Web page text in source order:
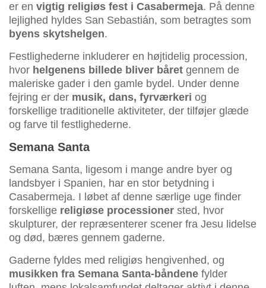
er en vigtig religiøs fest i Casabermeja. På denne
lejlighed hyldes San Sebastián, som betragtes som
byens skytshelgen.
Festlighederne inkluderer en højtidelig procession,
hvor helgenens billede bliver båret gennem de
maleriske gader i den gamle bydel. Under denne
fejring er der musik, dans, fyrværkeri og
forskellige traditionelle aktiviteter, der tilføjer glæde
og farve til festlighederne.
Semana Santa
Semana Santa, ligesom i mange andre byer og
landsbyer i Spanien, har en stor betydning i
Casabermeja. I løbet af denne særlige uge finder
forskellige religiøse processioner sted, hvor
skulpturer, der repræsenterer scener fra Jesu lidelse
og død, bæres gennem gaderne.
Gaderne fyldes med religiøs hengivenhed, og
musikken fra Semana Santa-båndene fylder